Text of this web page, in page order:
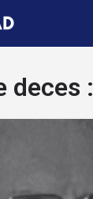
deces :